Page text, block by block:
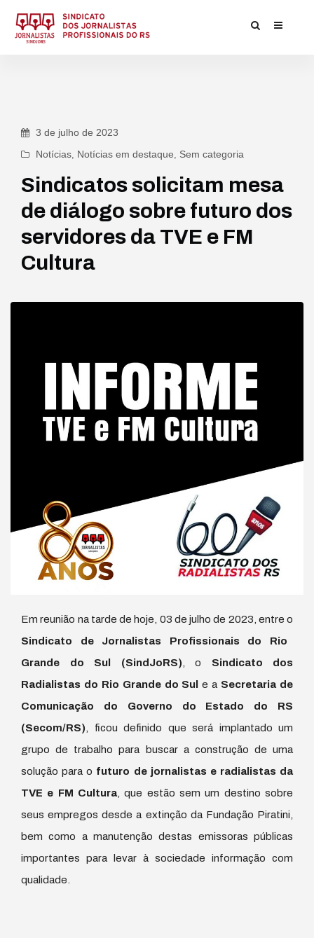
3 de julho de 2023
Notícias, Notícias em destaque, Sem categoria
Sindicatos solicitam mesa
de diálogo sobre futuro dos
servidores da TVE e FM
Cultura
Em reunião na tarde de hoje, 03 de julho de 2023, entre o
Sindicato de Jornalistas Profissionais do Rio
Grande do Sul (SindJoRS) , o Sindicato dos
Radialistas do Rio Grande do Sul e a Secretaria de
Comunicação do Governo do Estado do RS
(Secom/RS) , ficou definido que será implantado um
grupo de trabalho para buscar a construção de uma
solução para o futuro de jornalistas e radialistas da
TVE e FM Cultura , que estão sem um destino sobre
seus empregos desde a extinção da Fundação Piratini,
bem como a manutenção destas emissoras públicas
importantes para levar à sociedade informação com
qualidade.